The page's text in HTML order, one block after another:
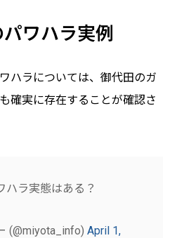
ワハラ実例
ハラについては、御代田のガ
確実に存在することが確認さ
ハラ実態はある？
(@miyota_info)April 1,